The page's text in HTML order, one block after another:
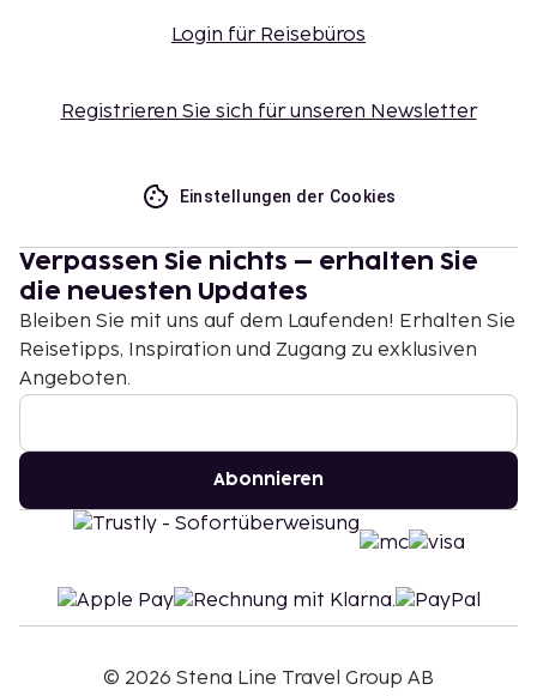
Login für Reisebüros
Registrieren Sie sich für unseren Newsletter
Einstellungen der Cookies
Verpassen Sie nichts – erhalten Sie
die neuesten Updates
Bleiben Sie mit uns auf dem Laufenden! Erhalten Sie
Reisetipps, Inspiration und Zugang zu exklusiven
Angeboten.
Abonnieren
© 2026 Stena Line Travel Group AB